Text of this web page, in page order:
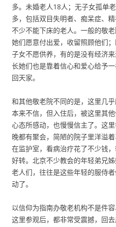
多。未婚老人18人；无子女孤单
多，包括双目失明者、痴呆症、
不少不能下床的老人。一般的敬
她们愿意付出爱，收留照顾他们
子女不愿供养，有的是没有经济
长她们也是靠着信心和爱心给予
回天家。
和其他敬老院不同的是，这里几
本来不信，但入住后，被这里其
心态所感动，也慢慢信主了。这
晚都有聚会，简陋的院子里洋溢
在监护室，看病治疗花了不少钱
好转。北京不少教会的年轻弟兄
老人们，往往是这些年轻的服侍
动了。
以信仰为指南办敬老机构不是件
这里参观后，都非常受震撼，回